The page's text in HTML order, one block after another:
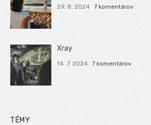
29. 8. 2024 7 komentárov
Xray
14. 7. 2024 7 komentárov
TÉMY